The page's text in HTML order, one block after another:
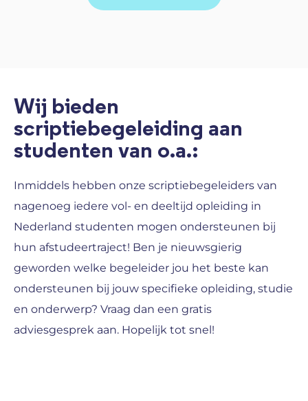
Wij bieden
scriptiebegeleiding aan
studenten van o.a.:
Inmiddels hebben onze scriptiebegeleiders van
nagenoeg iedere vol- en deeltijd opleiding in
Nederland studenten mogen ondersteunen bij
hun afstudeertraject! Ben je nieuwsgierig
geworden welke begeleider jou het beste kan
ondersteunen bij jouw specifieke opleiding, studie
en onderwerp? Vraag dan een gratis
adviesgesprek aan. Hopelijk tot snel!